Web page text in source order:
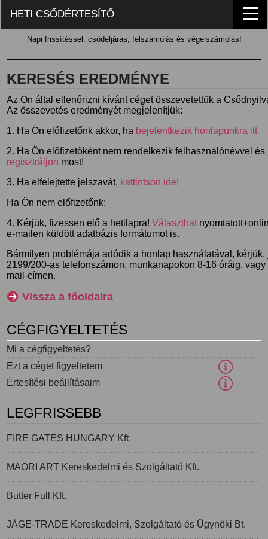
HETI CSŐDÉRTESÍTŐ
Napi frissítéssel: csődeljárás, felszámolás és végelszámolás!
KERESÉS EREDMÉNYE
Az Ön által ellenőrizni kívánt céget összevetettük a
Az összevetés eredményét megjelenítjük:
1. Ha Ön előfizetőnk akkor, ha bejelentkezik honlapunkra itt
2. Ha Ön előfizetőként nem rendelkezik felhasználónévvel
regisztráljon most!
3. Ha elfelejtette jelszavát, kattintson ide!
Ha Ön nem előfizetőnk:
4. Kérjük, fizessen elő a hetilapra!Választhat
e-mailen küldött adatbázis formátumot is.
Bármilyen problémája adódik a honlap használatával,
2199/200-as telefonszámon, munkanapokon 8-16 óráig,
mail-címen.
Vissza a főoldalra
CÉGFIGYELTETÉS
Mi a cégfigyeltetés?
Ezt a céget figyeltetem
Értesítési beállításaim
LEGFRISSEBB
FIRE GATES HUNGARY Kft.
MAORI ART Kereskedelmi és Szolgáltató Kft.
Butter Full Kft.
JÁGE-TRADE Kereskedelmi, Szolgáltató és Ügynöki Bt.